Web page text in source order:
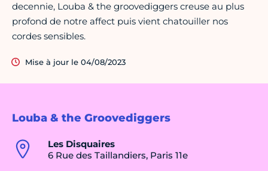
Louba & the Groovediggers
Les Disquaires
6 Rue des Taillandiers, Paris 11e
decennie, Louba & the groovediggers creuse au plus
profond de notre affect puis vient chatouiller nos
cordes sensibles.
Mise à jour le 04/08/2023